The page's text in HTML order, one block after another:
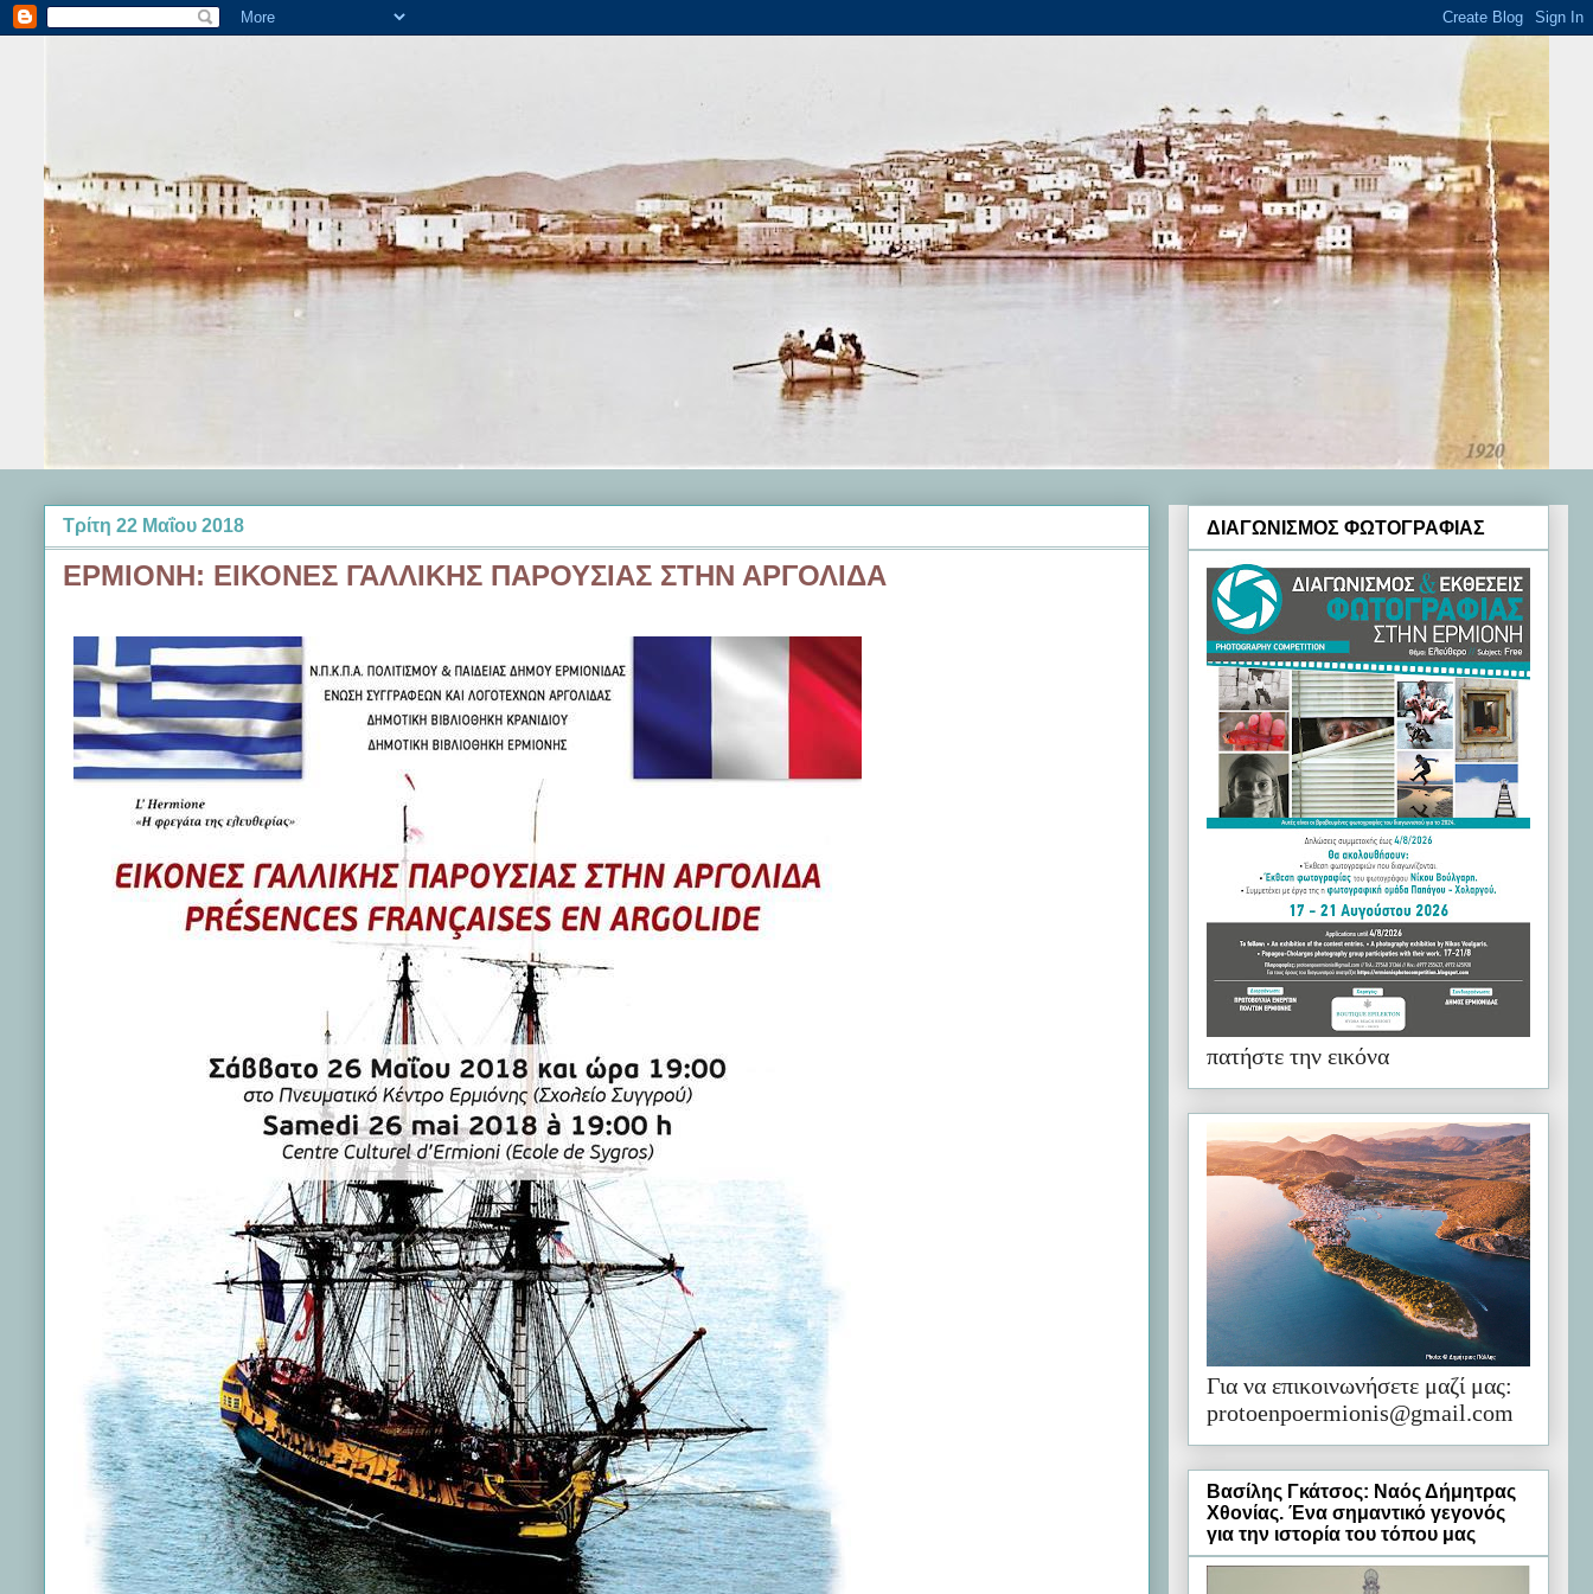
Τρίτη 22 Μαΐου 2018
ΕΡΜΙΟΝΗ: ΕΙΚΟΝΕΣ ΓΑΛΛΙΚΗΣ ΠΑΡΟΥΣΙΑΣ ΣΤΗΝ ΑΡΓΟΛΙΔΑ
ΔΙΑΓΩΝΙΣΜΟΣ ΦΩΤΟΓΡΑΦΙΑΣ
πατήστε την εικόνα
Για να επικοινωνήσετε μαζί μας:
protoenpoermionis@gmail.com
Βασίλης Γκάτσος: Ναός Δήμητρας
Χθονίας. Ένα σημαντικό γεγονός
για την ιστορία του τόπου μας